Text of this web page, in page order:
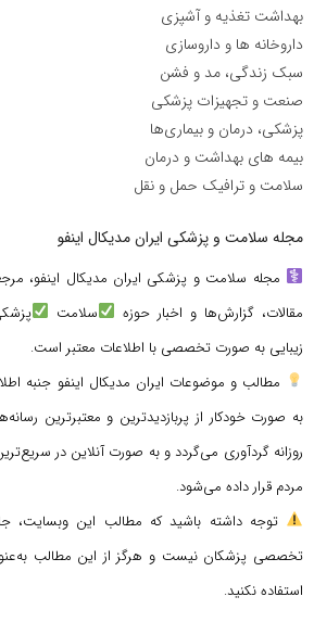
بهداشت تغذیه و آشپزی
داروخانه ها و داروسازی
سبک زندگی، مد و فشن
صنعت و تجهیزات پزشکی
پزشکی، درمان و بیماری‌ها
بیمه های بهداشت و درمان
سلامت و ترافیک حمل و نقل
مجله سلامت و پزشکی ایران مدیکال اینفو
مجله سلامت و پزشکی ایران مدیکال اینفو،
مقالات، گزارش‌ها و اخبار حوزه
سلامت
زیبایی به صورت تخصصی با اطلاعات معتبر است.
مطالب و موضوعات ایران مدیکال اینفو جنبه
به صورت خودکار از پربازدیدترین و معتبرترین
روزانه گردآوری می‌گردد و به صورت آنلاین در
مردم قرار داده می‌شود.
توجه داشته باشید که مطالب این وبسایت،
تخصصی پزشکان نیست و هرگز از این مطالب
استفاده نکنید.